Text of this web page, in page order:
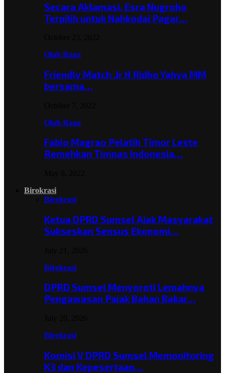
Secara Aklamasi, Esra Nugroho
Terpilih untuk Nahkodai Pagar…
Olah Raga
Friendly Match ,Ir H Ridho Yahya MM
bersama…
Olah Raga
Fabio Magrao Pelatih Timor Leste
Remehkan Timnas Indonesia…
Birokrasi
Birokrasi
Ketua DPRD Sumsel Ajak Masyarakat
Sukseskan Sensus Ekonomi…
Birokrasi
DPRD Sumsel Menyoroti Lemahnya
Pengawasan Pajak Bahan Bakar…
Birokrasi
Komisi V DPRD Sumsel Memonitoring
K3 dan Kepesertaan…